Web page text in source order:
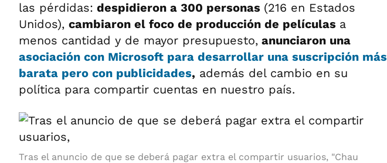
las pérdidas: despidieron a 300 personas (216 en Estados
Unidos), cambiaron el foco de producción de películas a
menos cantidad y de mayor presupuesto, anunciaron una
asociación con Microsoft para desarrollar una suscripción más
barata pero con publicidades, además del cambio en su
política para compartir cuentas en nuestro país.
Tras el anuncio de que se deberá pagar extra el compartir usuarios, "Chau